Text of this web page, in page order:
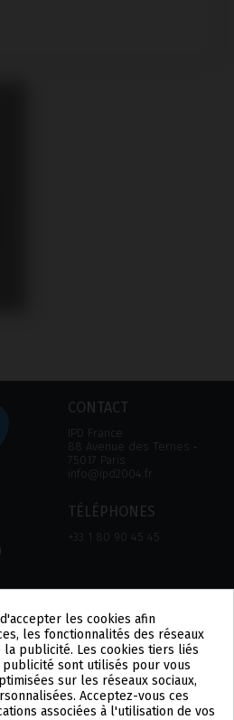
CONTACT
IPD France
88 Avenue des Ternes ‑
75017 Paris
info@ipd2004.fr
TÉLÉPHONES
+33 1 80 90 45 45
MENTION LÉGALE
POLITIQUE DE
CONFIDENTIALITÉ
POLITIQUE DES COOKIES
US
PL
les cookies afin
les fonctionnalités des réseaux
publicité. Les cookies tiers liés
publicité sont utilisés pour vous
sur les réseaux sociaux,
Acceptez-vous ces
associées à l'utilisation de vos